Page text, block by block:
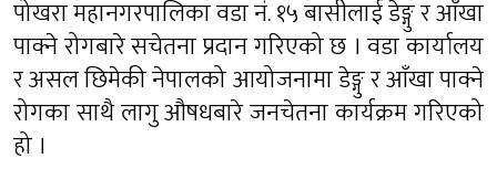
पोखरा महानगरपालिका वडा नं. १५ बासीलाई डेङ्गु र आँखा
पाक्ने रोगबारे सचेतना प्रदान गरिएको छ । वडा कार्यालय
र असल छिमेकी नेपालको आयोजनामा डेङ्गु र आँखा पाक्ने
रोगका साथै लागु औषधबारे जनचेतना कार्यक्रम गरिएको
हो ।